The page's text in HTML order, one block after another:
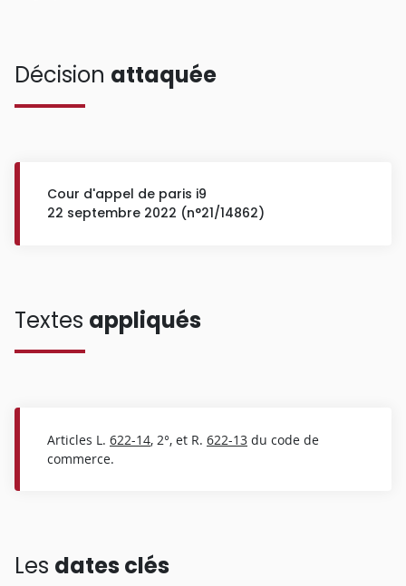
Décision attaquée
Cour d'appel de paris i9
22 septembre 2022 (n°21/14862)
Textes appliqués
Articles L. 622-14, 2°, et R. 622-13 du code de
commerce.
Les dates clés